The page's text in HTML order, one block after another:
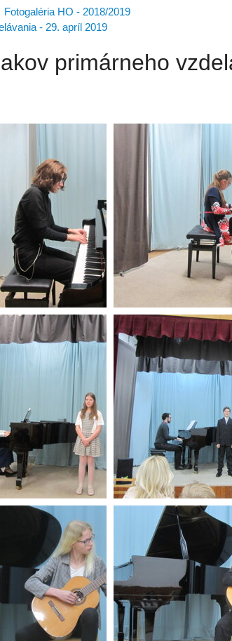
Fotogaléria HO - 2018/2019
- 29. apríl 2019
primárneho